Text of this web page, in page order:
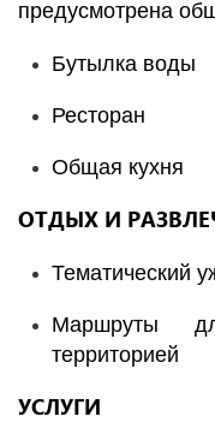
предусмотрена
Бутылка воды
Ресторан
Общая кухня
ОТДЫХ И
Тематический
Маршруты
территорией
УСЛУГИ